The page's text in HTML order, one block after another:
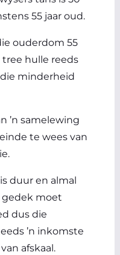
55 jaar oud.
ouderdom 55
tree hulle reeds
minderheid
’n samelewing
te wees van
duur en almal
gedek moet
dus die
’n inkomste
afskaal.